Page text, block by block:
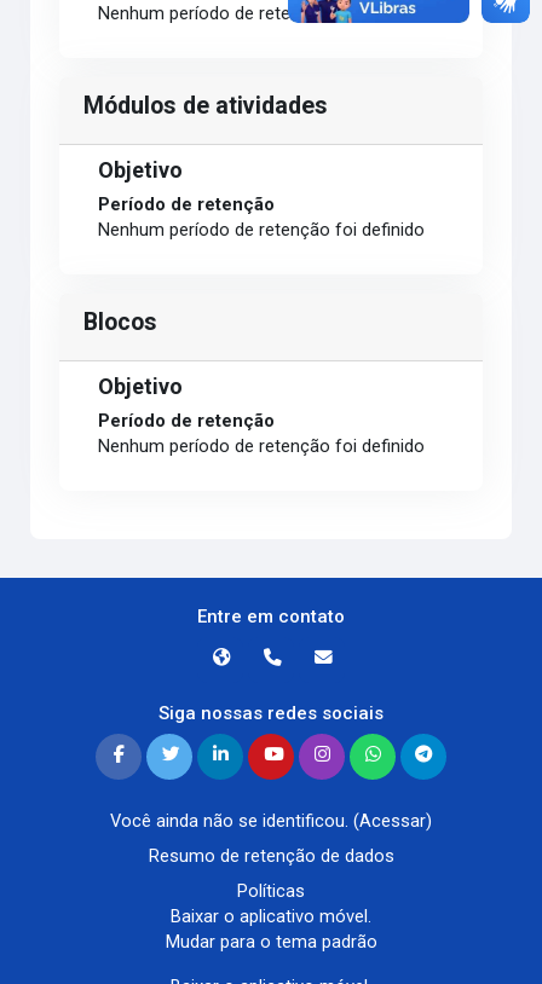
Nenhum período de retenção foi definido
Módulos de atividades
Objetivo
Período de retenção
Nenhum período de retenção foi definido
Blocos
Objetivo
Período de retenção
Nenhum período de retenção foi definido
Entre em contato
Siga nossas redes sociais
Você ainda não se identificou. (Acessar)
Resumo de retenção de dados
Políticas
Baixar o aplicativo móvel.
Mudar para o tema padrão